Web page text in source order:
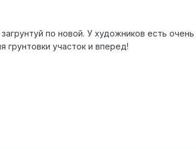
по новой. У художников есть
участок и вперед!